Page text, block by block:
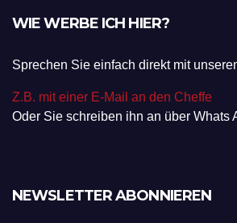
WIE WERBE ICH HIER?
Sprechen Sie einfach direkt mit
Z.B. mit einer E-Mail an den Cheffe
Oder Sie schreiben ihn an über Whats
NEWSLETTER ABONNIEREN